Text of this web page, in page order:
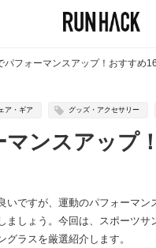
パフォーマンスアップ！おすすめ
ア・ギア グッズ・アクセサリー
ンスアップ
ですが、運動のパフォーマン
しょう。今回は、スポーツサ
ラスを厳選紹介します。